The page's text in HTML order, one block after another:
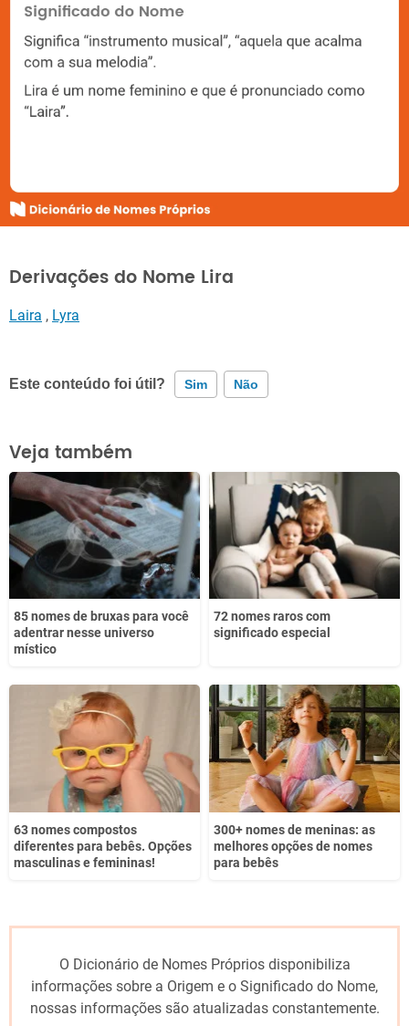
Derivações do Nome Lira
Laira , Lyra
Este conteúdo foi útil? Sim Não
Este conteúdo contém informação incorreta
Este conteúdo não tem a informação que procuro
Outro
Veja também
85 nomes de bruxas para você
adentrar nesse universo
místico
72 nomes raros com
significado especial
63 nomes compostos
diferentes para bebês. Opções
masculinas e femininas!
300+ nomes de meninas: as
melhores opções de nomes
para bebês
O Dicionário de Nomes Próprios disponibiliza
informações sobre a Origem e o Significado do Nome,
nossas informações são atualizadas constantemente.